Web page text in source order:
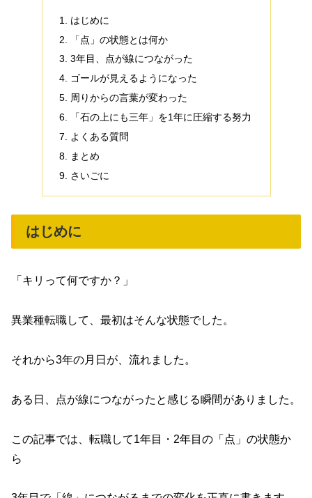
はじめに
「点」の状態とは何か
3年目、点が線につながった
ゴールが見えるようになった
周りからの言葉が変わった
「石の上にも三年」を1年に圧縮する努力
よくある質問
まとめ
さいごに
はじめに
「キリって何ですか？」
異業種転職して、最初はそんな状態でした。
それから3年の月日が、流れました。
ある日、点が線につながったと感じる瞬間がありました。
この記事では、転職して1年目・2年目の「点」の状態か
ら